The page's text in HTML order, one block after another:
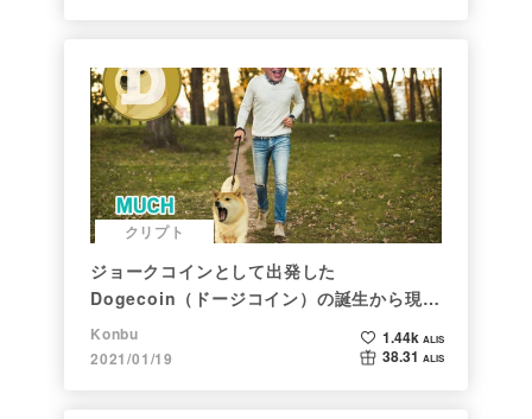
クリプト
ジョークコインとして出発した
Dogecoin（ドージコイン）の誕生から現在
まで。注目される非証券性🐶
Konbu
2021/01/19
1.44k ALIS
38.31 ALIS